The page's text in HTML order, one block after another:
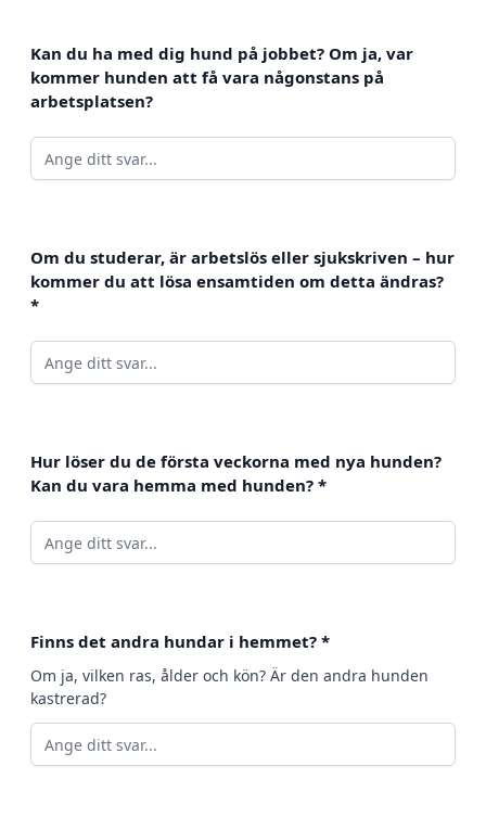
Kan du ha med dig hund på jobbet? Om ja, var
kommer hunden att få vara någonstans på
arbetsplatsen?
Om du studerar, är arbetslös eller sjukskriven – hur
kommer du att lösa ensamtiden om detta ändras?
*
Hur löser du de första veckorna med nya hunden?
Kan du vara hemma med hunden? *
Finns det andra hundar i hemmet? *
Om ja, vilken ras, ålder och kön? Är den andra hunden
kastrerad?